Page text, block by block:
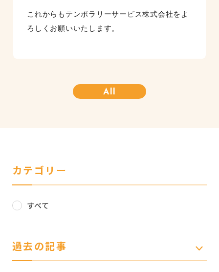
これからもテンポラリーサービス株式会社をよ
ろしくお願いいたします。
All
カテゴリー
すべて
過去の記事